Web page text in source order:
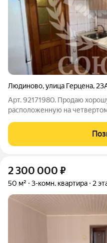
Людиново,улица Герцена,
Арт. 92171980. Продаю
расположенную на
Есть кладовая в подвале. В
что позволяет заехать и жить.
2 300 000 ₽
50 м² 3-комн. квартира 2